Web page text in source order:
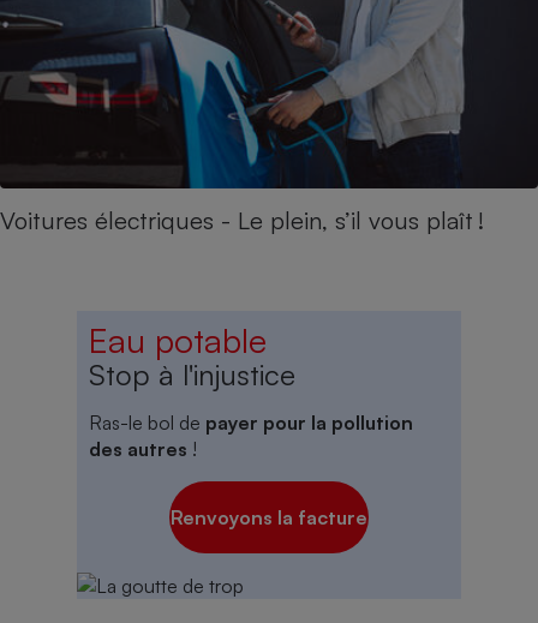
Voitures électriques - Le plein, s’il vous plaît !
Eau potable
Stop à l'injustice
Ras-le bol de payer pour la pollution
des autres !
Renvoyons la facture